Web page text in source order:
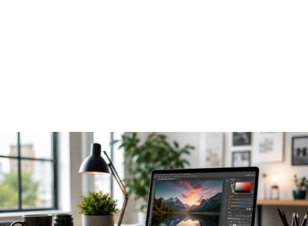
format
E-learning